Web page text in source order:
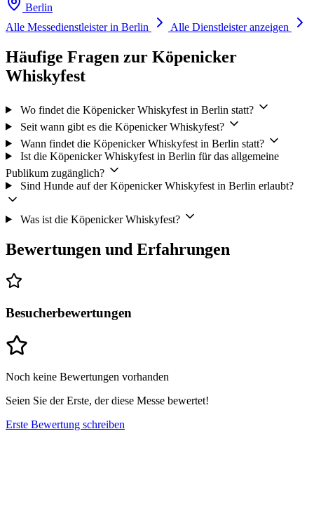
Berlin
Alle Messedienstleister in Berlin
Alle Dienstleister anzeigen
Häufige Fragen zur Köpenicker
Whiskyfest
Wo findet die Köpenicker Whiskyfest in Berlin statt?
Seit wann gibt es die Köpenicker Whiskyfest?
Wann findet die Köpenicker Whiskyfest in Berlin statt?
Ist die Köpenicker Whiskyfest in Berlin für das allgemeine
Publikum zugänglich?
Sind Hunde auf der Köpenicker Whiskyfest in Berlin erlaubt?
Was ist die Köpenicker Whiskyfest?
Bewertungen und Erfahrungen
Besucherbewertungen
Noch keine Bewertungen vorhanden
Seien Sie der Erste, der diese Messe bewertet!
Erste Bewertung schreiben